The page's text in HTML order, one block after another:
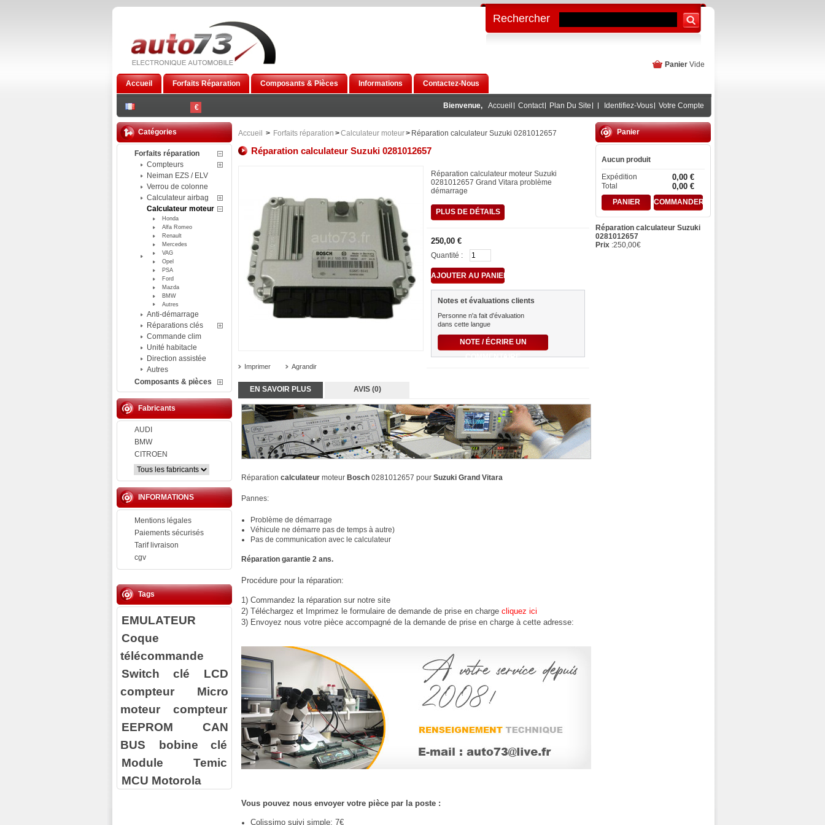
€
Accueil Forfaits Réparation Composants & Pièces Informations Contactez-Nous
Panier Vide
Bienvenue, Accueil Contact Plan Du Site Identifiez-Vous Votre Compte
Rechercher
Catégories
Forfaits réparation
Compteurs
Neiman EZS / ELV
Verrou de colonne
Calculateur airbag
Calculateur moteur
Honda
Alfa Romeo
Renault
Mercedes
VAG
Opel
PSA
Ford
Mazda
BMW
Autres
Anti-démarrage
Réparations clés
Commande clim
Unité habitacle
Direction assistée
Autres
Composants & pièces
Fabricants
AUDI
BMW
CITROEN
INFORMATIONS
Mentions légales
Paiements sécurisés
Tarif livraison
cgv
Tags
EMULATEUR
Coque
télécommande
Switch clé
LCD
compteur
Micro
moteur compteur
EEPROM
CAN
BUS
bobine clé
Module Temic
MCU Motorola
Accueil > Forfaits réparation >Calculateur moteur> Réparation calculateur Suzuki 0281012657
Réparation calculateur Suzuki 0281012657
Imprimer Agrandir
Réparation calculateur moteur Suzuki
0281012657 Grand Vitara problème
démarrage
PLUS DE DÉTAILS
250,00 €
Quantité :
Notes et évaluations clients
Personne n'a fait d'évaluation
dans cette langue
NOTE / ÉCRIRE UN
COMMENTAIRE
EN SAVOIR PLUS AVIS (0)
Réparation calculateur moteur Bosch 0281012657 pour Suzuki Grand Vitara
Pannes:
Problème de démarrage
Véhicule ne démarre pas de temps à autre )
Pas de communication avec le calculateur
Réparation garantie 2 ans.
Procédure pour la réparation:
1) Commandez la réparation sur notre site
2) Téléchargez et Imprimez le formulaire de demande de prise en charge cliquez ici
3) Envoyez nous votre pièce accompagné de la demande de prise en charge à cette adresse:
Vous pouvez nous envoyer votre pièce par la poste :
Colissimo suivi simple: 7€
Panier
Aucun produit
Expédition
0,00 €
Total 0,00 €
PANIER COMMANDER
Réparation calculateur Suzuki
0281012657
Prix :250,00€